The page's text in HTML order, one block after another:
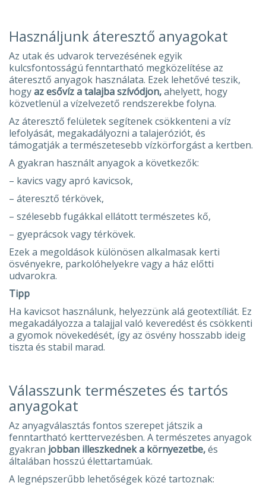
Használjunk áteresztő anyagokat
Az utak és udvarok tervezésének egyik
kulcsfontosságú fenntartható megközelítése az
áteresztő anyagok használata. Ezek lehetővé teszik,
hogyaz esővíz a talajba szívódjon,ahelyett, hogy
közvetlenül a vízelvezető rendszerekbe folyna.
Az áteresztő felületek segítenek csökkenteni a víz
lefolyását, megakadályozni a talajeróziót, és
támogatják a természetesebb vízkörforgást a kertben.
A gyakran használt anyagok a következők:
– kavics vagy apró kavicsok,
– áteresztő térkövek,
– szélesebb fugákkal ellátott természetes kő,
– gyeprácsok vagy térkövek.
Ezek a megoldások különösen alkalmasak kerti
ösvényekre, parkolóhelyekre vagy a ház előtti
udvarokra.
Tipp
Ha kavicsot használunk, helyezzünk alá geotextíliát. Ez
megakadályozza a talajjal való keveredést és csökkenti
a gyomok növekedését, így az ösvény hosszabb ideig
tiszta és stabil marad.
Válasszunk természetes és tartós
anyagokat
Az anyagválasztás fontos szerepet játszik a
fenntartható kerttervezésben. A természetes anyagok
gyakran jobban illeszkednek a környezetbe,és
általában hosszú élettartamúak.
A legnépszerűbb lehetőségek közé tartoznak: